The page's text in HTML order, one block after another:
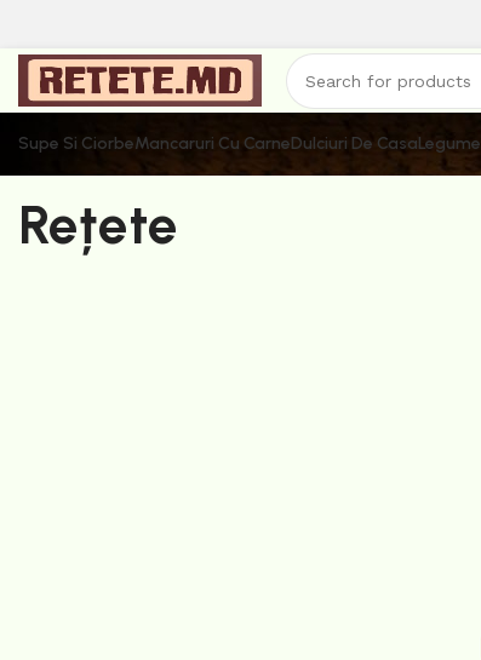
Supe Si CiorbeMancaruri Cu CarneDulciuri De CasaLegume
Rețete